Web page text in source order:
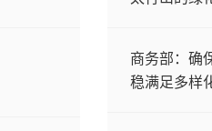
商务部：确
稳满足多样